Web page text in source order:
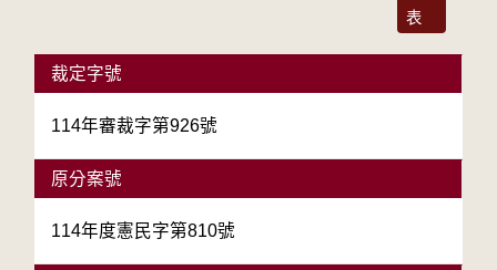
表
裁定字號
114年審裁字第926號
原分案號
114年度憲民字第810號